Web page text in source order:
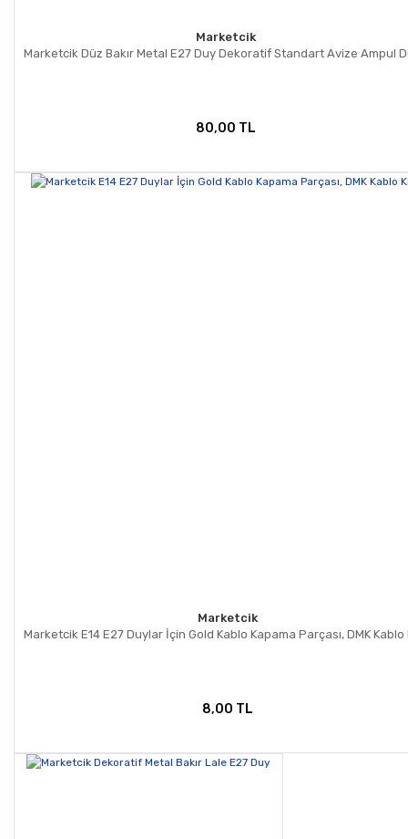
Marketcik
Marketcik Düz Bakır Metal E27 Duy Dekoratif Standart Avize Ampul
80,00 TL
Marketcik
Marketcik E14 E27 Duylar İçin Gold Kablo Kapama Parçası, DMK Kablo
8,00 TL